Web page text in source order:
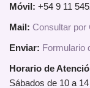
Móvil: +54 9 11
Mail: Consultar por
Enviar: Formulario
Horario de
Sábados de 10 a